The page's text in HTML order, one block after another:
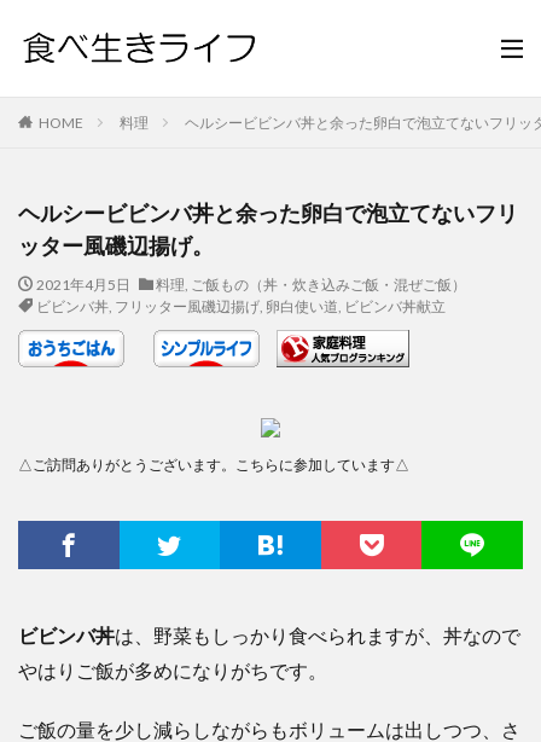
HOME 料理 ヘルシービビンバ丼と余った卵白で泡立てないフリッ
ヘルシービビンバ丼と余った卵白で泡立てないフリ
ッター風磯辺揚げ。
2021年4月5日 料理, ご飯もの（丼・炊き込みご飯・混ぜご飯）
ビビンバ丼, フリッター風磯辺揚げ, 卵白使い道, ビビンバ丼献立
△ご訪問ありがとうございます。こちらに参加しています△
ビビンバ丼は、野菜もしっかり食べられますが、丼なので
やはりご飯が多めになりがちです。
ご飯の量を少し減らしながらもボリュームは出しつつ、さ